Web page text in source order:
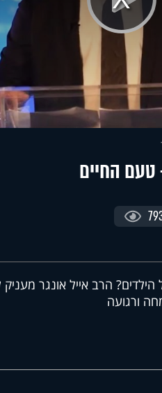
טעם החיים
הרב אייל אונגר מעניק
ורגועה